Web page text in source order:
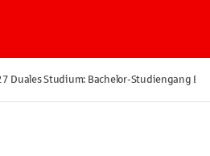
Duales Studium: Bachelor-Studiengang